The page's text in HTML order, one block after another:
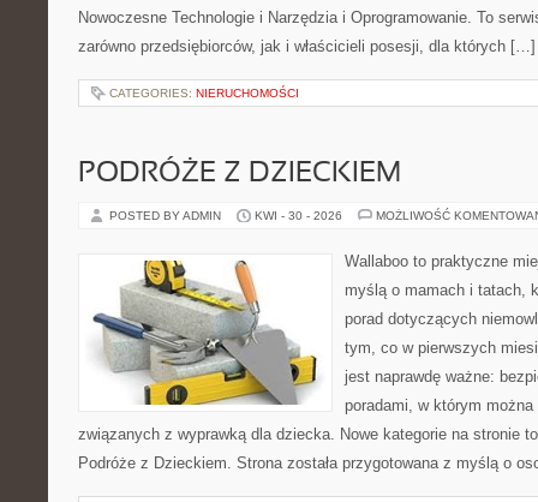
Nowoczesne Technologie i Narzędzia i Oprogramowanie. To
zarówno przedsiębiorców, jak i właścicieli posesji, dla których […]
CATEGORIES: NIERUCHOMOŚCI
PODRÓŻE Z DZIECKIEM
POSTED BY ADMIN KWI - 30 - 2026 MOŻLIWOŚĆ
Wallaboo to praktyczne
myślą o mamach i tatach,
porad dotyczących
tym, co w pierwszych
jest naprawdę ważne:
poradami, w którym
związanych z wyprawką dla dziecka. Nowe kategorie na stronie
Podróże z Dzieckiem. Strona została przygotowana z myślą o